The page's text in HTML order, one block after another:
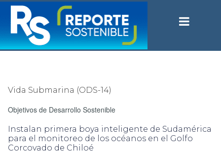
Vida Submarina (ODS-14)
Objetivos de Desarrollo Sostenible
Instalan primera boya inteligente de Sudamérica
para el monitoreo de los océanos en el Golfo
Corcovado de Chiloé